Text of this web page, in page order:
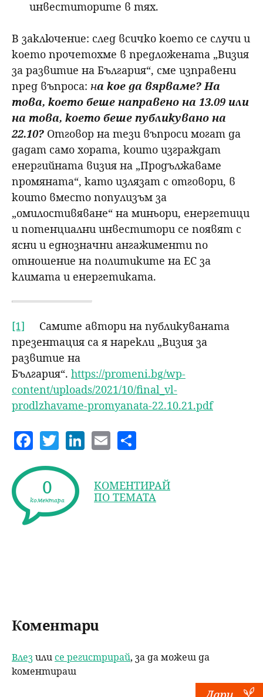
инвеститорите в тях.
В заключение: след всичко което се случи и
което прочетохме в предложената „Визия
за развитие на България“, сме изправени
пред въпроса: на кое да вярваме? На
това, което беше направено на 13.09 или
на това, което беше публикувано на
22.10? Отговор на тези въпроси могат да
дадат само хората, които изграждат
енергийната визия на „Продължаваме
промяната“, като излязат с отговори, в
които вместо популизъм за
„омилостивяване“ на миньори, енергетици
и потенциални инвеститори се появят с
ясни и еднозначни ангажименти по
отношение на политиките на ЕС за
климата и енергетиката.
[1] Самите автори на публикуваната
презентация са я нарекли „Визия за
развитие на
България“. https://promeni.bg/wp-
content/uploads/2021/10/final_vl-
prodlzhavame-promyanata-22.10.21.pdf
F
a
c
e
b
T
w
itt
er
Li
n
k
e
E
m
ai
l
a
re
0
коментара
КОМЕНТИРАЙ
ПО ТЕМАТА
Коментари
Влезили се регистрирай, за да можеш да
коментираш